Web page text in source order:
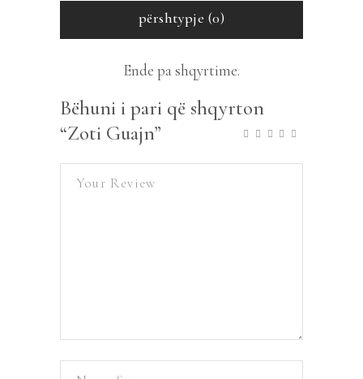
përshtypje (0)
Ende pa shqyrtime.
Bëhuni i pari që shqyrton
“Zoti Guajn”